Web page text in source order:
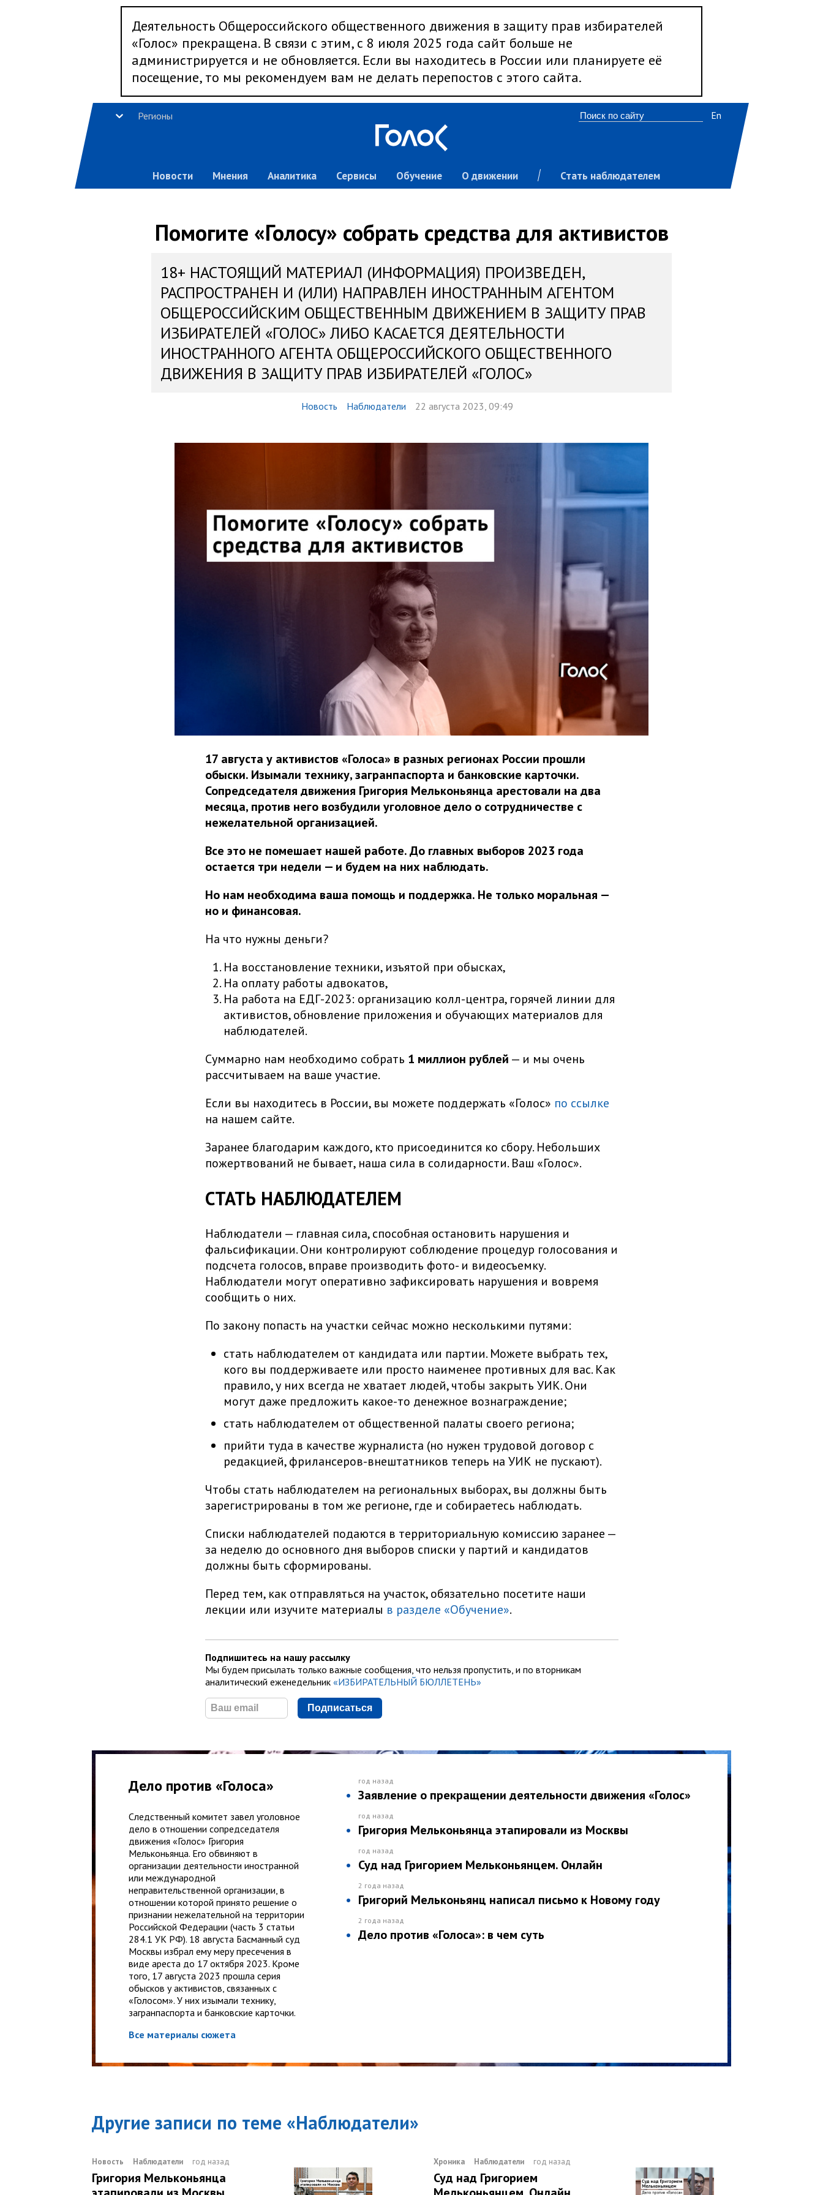
Деятельность Общероссийского общественного движения в защиту прав избирателей
«Голос» прекращена. В связи с этим, с 8 июля 2025 года сайт больше не
администрируется и не обновляется. Если вы находитесь в России или планируете её
посещение, то мы рекомендуем вам не делать перепостов с этого сайта.
Регионы
Новости Мнения Аналитика Сервисы Обучение О движении Стать наблюдателем
En
Помогите «Голосу» собрать средства для активистов
18+ НАСТОЯЩИЙ МАТЕРИАЛ (ИНФОРМАЦИЯ) ПРОИЗВЕДЕН,
РАСПРОСТРАНЕН И (ИЛИ) НАПРАВЛЕН ИНОСТРАННЫМ АГЕНТОМ
ОБЩЕРОССИЙСКИМ ОБЩЕСТВЕННЫМ ДВИЖЕНИЕМ В ЗАЩИТУ ПРАВ
ИЗБИРАТЕЛЕЙ «ГОЛОС» ЛИБО КАСАЕТСЯ ДЕЯТЕЛЬНОСТИ
ИНОСТРАННОГО АГЕНТА ОБЩЕРОССИЙСКОГО ОБЩЕСТВЕННОГО
ДВИЖЕНИЯ В ЗАЩИТУ ПРАВ ИЗБИРАТЕЛЕЙ «ГОЛОС»
Новость Наблюдатели 22 августа 2023, 09:49
17 августа у активистов «Голоса» в разных регионах России прошли
обыски. Изымали технику, загранпаспорта и банковские карточки.
Сопредседателя движения Григория Мельконьянца арестовали на два
месяца, против него возбудили уголовное дело о сотрудничестве с
нежелательной организацией.
Все это не помешает нашей работе. До главных выборов 2023 года
остается три недели — и будем на них наблюдать.
Но нам необходима ваша помощь и поддержка. Не только моральная —
но и финансовая.
На что нужны деньги?
На восстановление техники, изъятой при обысках,
На оплату работы адвокатов,
На работа на ЕДГ-2023: организацию колл-центра, горячей линии для
активистов, обновление приложения и обучающих материалов для
наблюдателей.
Суммарно нам необходимо собрать 1 миллион рублей — и мы очень
рассчитываем на ваше участие.
Если вы находитесь в России, вы можете поддержать «Голос» по ссылке
на нашем сайте.
Заранее благодарим каждого, кто присоединится ко сбору. Небольших
пожертвований не бывает, наша сила в солидарности. Ваш «Голос».
СТАТЬ НАБЛЮДАТЕЛЕМ
Наблюдатели — главная сила, способная остановить нарушения и
фальсификации. Они контролируют соблюдение процедур голосования и
подсчета голосов, вправе производить фото- и видеосъемку.
Наблюдатели могут оперативно зафиксировать нарушения и вовремя
сообщить о них.
По закону попасть на участки сейчас можно несколькими путями:
стать наблюдателем от кандидата или партии. Можете выбрать тех,
кого вы поддерживаете или просто наименее противных для вас. Как
правило, у них всегда не хватает людей, чтобы закрыть УИК. Они
могут даже предложить какое-то денежное вознаграждение;
стать наблюдателем от общественной палаты своего региона;
прийти туда в качестве журналиста (но нужен трудовой договор с
редакцией, фрилансеров-внештатников теперь на УИК не пускают).
Чтобы стать наблюдателем на региональных выборах, вы должны быть
зарегистрированы в том же регионе, где и собираетесь наблюдать.
Списки наблюдателей подаются в территориальную комиссию заранее —
за неделю до основного дня выборов списки у партий и кандидатов
должны быть сформированы.
Перед тем, как отправляться на участок, обязательно посетите наши
лекции или изучите материалы в разделе «Обучение».
Подпишитесь на нашу рассылку
Мы будем присылать только важные сообщения, что нельзя пропустить, и по вторникам
аналитический еженедельник «ИЗБИРАТЕЛЬНЫЙ БЮЛЛЕТЕНЬ»
Подписаться
Дело против «Голоса»
Следственный комитет завел уголовное
дело в отношении сопредседателя
движения «Голос» Григория
Мельконьянца. Его обвиняют в
организации деятельности иностранной
или международной
неправительственной организации, в
отношении которой принято решение о
признании нежелательной на территории
Российской Федерации (часть 3 статьи
284.1 УК РФ). 18 августа Басманный суд
Москвы избрал ему меру пресечения в
виде ареста до 17 октября 2023. Кроме
того, 17 августа 2023 прошла серия
обысков у активистов, связанных с
«Голосом». У них изымали технику,
загранпаспорта и банковские карточки.
Все материалы сюжета
год назад
Заявление о прекращении деятельности движения «Голос»
год назад
Григория Мельконьянца этапировали из Москвы
год назад
Суд над Григорием Мельконьянцем. Онлайн
2 года назад
Григорий Мельконьянц написал письмо к Новому году
2 года назад
Дело против «Голоса»: в чем суть
Другие записи по теме «Наблюдатели»
Новость Наблюдатели год назад
Григория Мельконьянца
Хроника Наблюдатели год назад
Суд над Григорием